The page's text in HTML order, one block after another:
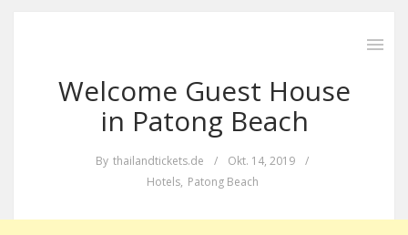
Welcome Guest House
in Patong Beach
By thailandtickets.de / Okt. 14, 2019
/
Hotels, Patong Beach